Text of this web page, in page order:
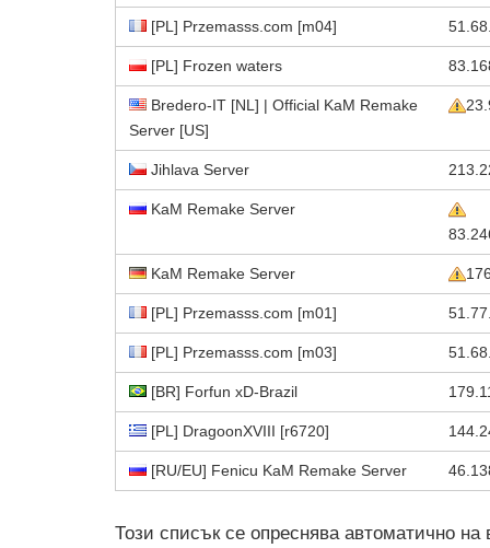
[PL] Przemasss.com [m04]
[PL] Frozen waters
Bredero-IT [NL] | Official KaM Remake
Server [US]
Jihlava Server
KaM Remake Server
KaM Remake Server
[PL] Przemasss.com [m01]
[PL] Przemasss.com [m03]
[BR] Forfun xD-Brazil
[PL] DragoonXVIII [r6720]
[RU/EU] Fenicu KaM Remake Server
Този списък се опреснява автоматично на